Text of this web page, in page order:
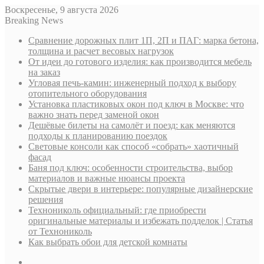
Воскресенье, 9 августа 2026
Breaking News
Сравнение дорожных плит 1П, 2П и ПАГ: марка бетона,
толщина и расчет весовых нагрузок
От идеи до готового изделия: как производится мебель
на заказ
Угловая печь-камин: инженерный подход к выбору
отопительного оборудования
Установка пластиковых окон под ключ в Москве: что
важно знать перед заменой окон
Дешёвые билеты на самолёт и поезд: как меняются
подходы к планированию поездок
Световые консоли как способ «собрать» хаотичный
фасад
Баня под ключ: особенности строительства, выбор
материалов и важные нюансы проекта
Скрытые двери в интерьере: популярные дизайнерские
решения
Технониколь официальный: где приобрести
оригинальные материалы и избежать подделок | Статья
от Технониколь
Как выбрать обои для детской комнаты